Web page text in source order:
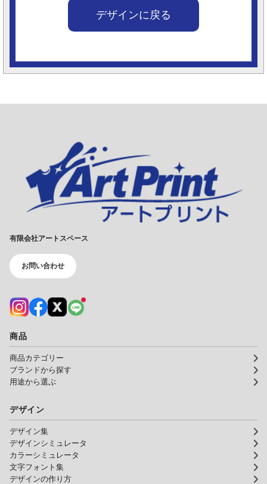
デザインに戻る
有限会社アートスペース
お問い合わせ
商品
商品カテゴリー
ブランドから探す
用途から選ぶ
デザイン
デザイン集
デザインシミュレータ
カラーシミュレータ
文字フォント集
デザインの作り方